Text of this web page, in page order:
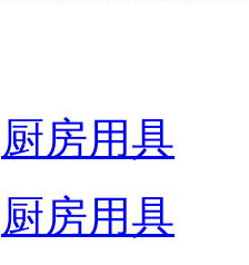
厨房用具
厨房用具